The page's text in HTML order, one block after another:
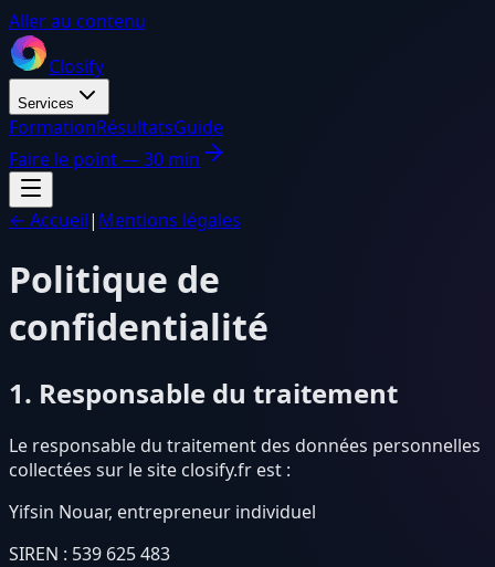
Aller au contenu
Closify
Services
FormationRésultatsGuide
Faire le point — 30 min
← Accueil| Mentions légales
Politique de
confidentialité
1. Responsable du traitement
Le responsable du traitement des données personnelles
collectées sur le site closify.fr est :
Yifsin Nouar, entrepreneur individuel
SIREN : 539 625 483